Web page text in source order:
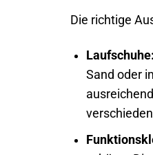
Die richtige
Laufschuhe:
Sand oder